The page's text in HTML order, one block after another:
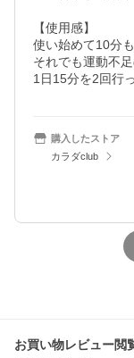
【使用感】
使い始めて10分
それでも運動不
1日15分を2回行
購入したストア
カラダclub
お買い物レビュー閲